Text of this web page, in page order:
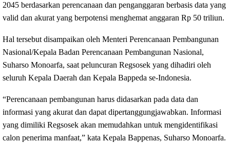
2045 berdasarkan perencanaan dan penganggaran berbasis data yang
valid dan akurat yang berpotensi menghemat anggaran Rp 50 triliun.
Hal tersebut disampaikan oleh Menteri Perencanaan Pembangunan
Nasional/Kepala Badan Perencanaan Pembangunan Nasional,
Suharso Monoarfa, saat peluncuran Regsosek yang dihadiri oleh
seluruh Kepala Daerah dan Kepala Bappeda se-Indonesia.
“Perencanaan pembangunan harus didasarkan pada data dan
informasi yang akurat dan dapat dipertanggungjawabkan. Informasi
yang dimiliki Regsosek akan memudahkan untuk mengidentifikasi
calon penerima manfaat,” kata Kepala Bappenas, Suharso Monoarfa.